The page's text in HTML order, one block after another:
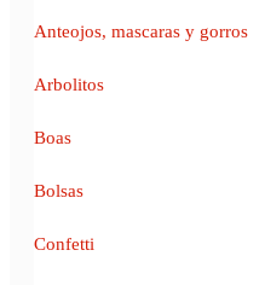
Anteojos, mascaras y gorros
Arbolitos
Boas
Bolsas
Confetti